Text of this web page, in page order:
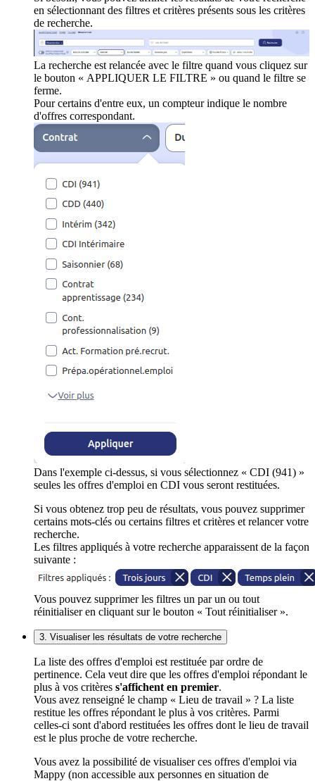
en sélectionnant des filtres et critères présents sous les critères
de recherche.
La recherche est relancée avec le filtre quand vous cliquez sur
le bouton « APPLIQUER LE FILTRE » ou quand le filtre se
ferme.
Pour certains d'entre eux, un compteur indique le nombre
d'offres correspondant.
Dans l'exemple ci-dessus, si vous sélectionnez « CDI (941) »
seules les offres d'emploi en CDI vous seront restituées.
Si vous obtenez trop peu de résultats, vous pouvez supprimer
certains mots-clés ou certains filtres et critères et relancer votre
recherche.
Les filtres appliqués à votre recherche apparaissent de la façon
suivante :
Vous pouvez supprimer les filtres un par un ou tout
réinitialiser en cliquant sur le bouton « Tout réinitialiser ».
3. Visualiser les résultats de votre recherche
La liste des offres d'emploi est restituée par ordre de
pertinence. Cela veut dire que les offres d'emploi répondant le
plus à vos critères s'affichent en premier.
Vous avez renseigné le champ « Lieu de travail » ? La liste
restitue les offres répondant le plus à vos critères. Parmi
celles-ci sont d'abord restituées les offres dont le lieu de travail
est le plus proche de votre recherche.
Vous avez la possibilité de visualiser ces offres d'emploi via
Mappy (non accessible aux personnes en situation de